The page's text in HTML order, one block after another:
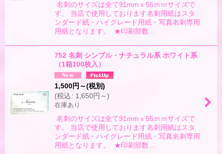
名刺のサイズは全て91mmｘ55ｍｍサイズで
す。 当店で使用しております名刺用紙はスタ
ンダード紙・ハイグレード用紙・写真名刺専用
用紙となります。 ★印刷部数…
752 名刺 シンプル・ナチュラル系 ホワイト系
（1箱100枚入）
1,500円 ～(税別)
(税込: 1,650円 ～)
在庫あり
名刺のサイズは全て91mmｘ55ｍｍサイズで
す。 当店で使用しております名刺用紙はスタ
ンダード紙・ハイグレード用紙・写真名刺専用
用紙となります。 ★印刷部数…